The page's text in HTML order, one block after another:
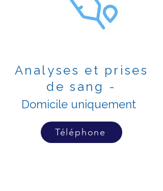
Analyses et prises
de sang -
Domicile uniquement
Téléphone